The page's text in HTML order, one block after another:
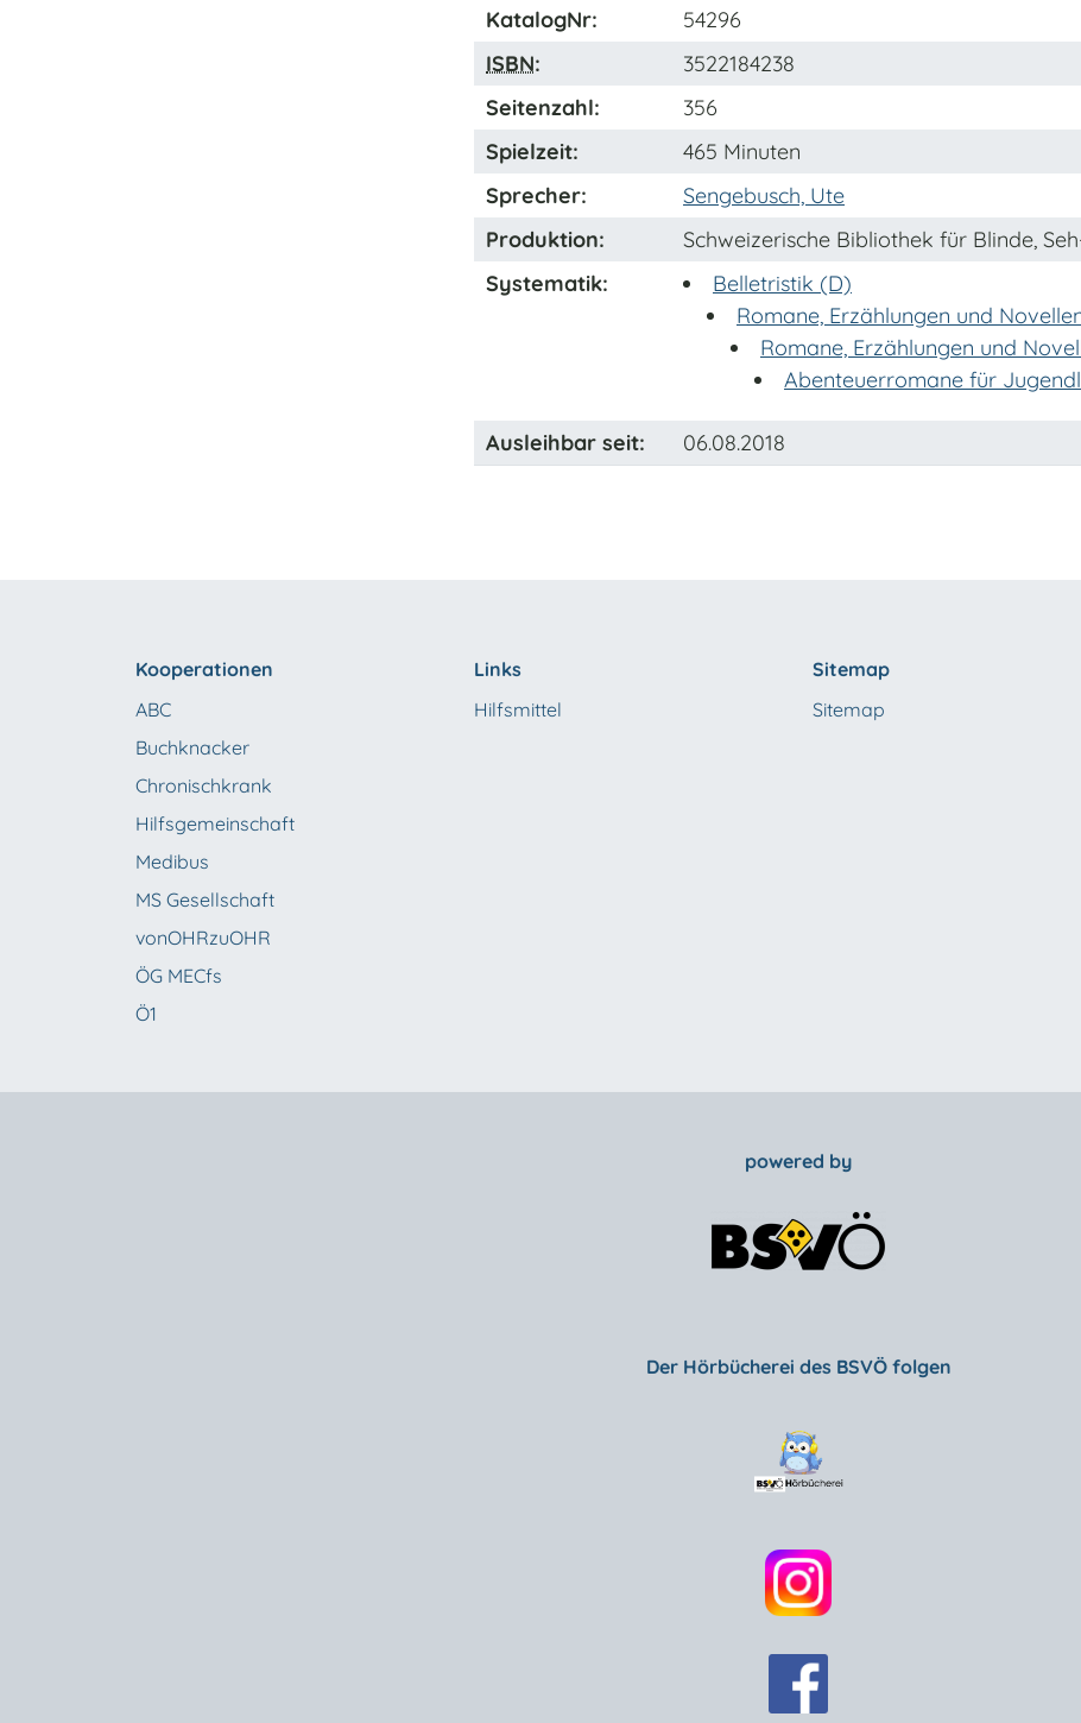
KatalogNr:
54296
ISBN:
3522184238
Seitenzahl:
356
Spielzeit:
465 Minuten
Sprecher:
Sengebusch, Ute
Produktion:
Schweizerische Bibliothek für Blinde,
Systematik:
Belletristik (D)
Romane, Erzählungen und
Romane, Erzählungen und
Abenteuerromane für
Ausleihbar seit: 06.08.2018
Kooperationen
ABC
Buchknacker
Chronischkrank
Hilfsgemeinschaft
Medibus
MS Gesellschaft
vonOHRzuOHR
ÖG MECfs
Ö1
Links
Hilfsmittel
Sitemap
Sitemap
powered by
Der Hörbücherei des BSVÖ folgen